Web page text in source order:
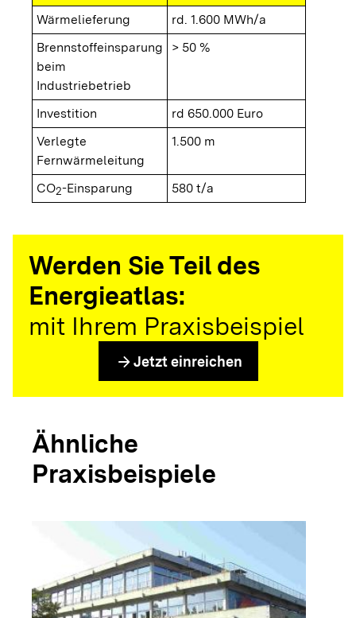
Wärmelieferung
rd. 1.600 MWh/a
Brennstoffeinsparung
beim
Industriebetrieb
> 50 %
Investition
rd 650.000 Euro
Verlegte
Fernwärmeleitung
1.500 m
CO2-Einsparung 580 t/a
Werden Sie Teil des
Energieatlas:
mit Ihrem Praxisbeispiel
arrow_forward Jetzt einreichen
Ähnliche
Praxisbeispiele